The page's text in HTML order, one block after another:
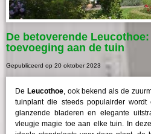
De betoverende
toevoeging aan de tuin
Gepubliceerd op 20 oktober 2023
De Leucothoe, ook bekend als de
tuinplant die steeds populairder wordt
glanzende bladeren en elegante
vleugje magie toe aan elke tuin. In